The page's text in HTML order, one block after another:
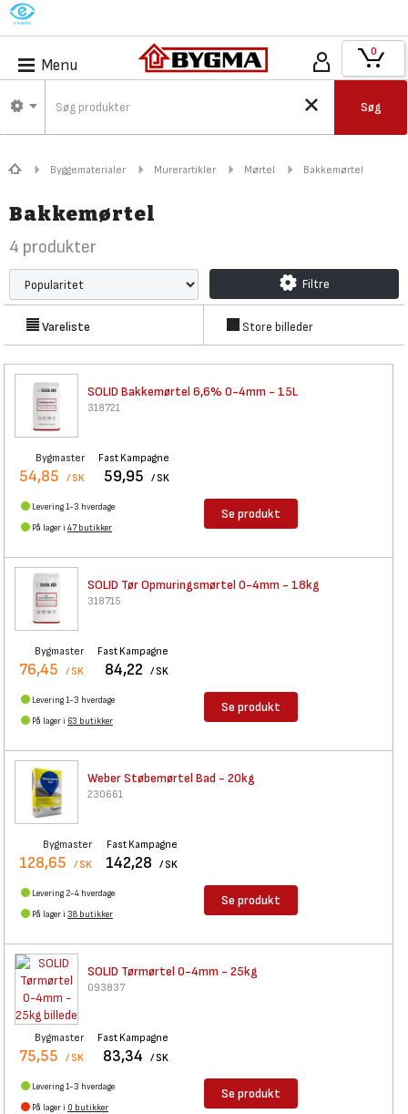
M
Menu
Søg
0
Byggematerialer Murerartikler Mørtel Bakkemørtel
Bakkemørtel
4 produkter
Filtre
Vareliste Store billeder
SOLID Bakkemørtel 6,6% 0-4mm - 15L
318721
Bygmaster
54,85 / SK
Fast Kampagne
59,95 / SK
Levering 1-3 hverdage
På lager i 47 butikker
Se produkt
SOLID Tør Opmuringsmørtel 0-4mm - 18kg
318715
Bygmaster
76,45 / SK
Fast Kampagne
84,22 / SK
Levering 1-3 hverdage
På lager i 63 butikker
Se produkt
Weber Støbemørtel Bad - 20kg
230661
Bygmaster
128,65 / SK
Fast Kampagne
142,28 / SK
Levering 2-4 hverdage
På lager i 38 butikker
Se produkt
SOLID Tørmørtel 0-4mm - 25kg
093837
Bygmaster
75,55 / SK
Fast Kampagne
83,34 / SK
Levering 1-3 hverdage
På lager i 0 butikker
Se produkt